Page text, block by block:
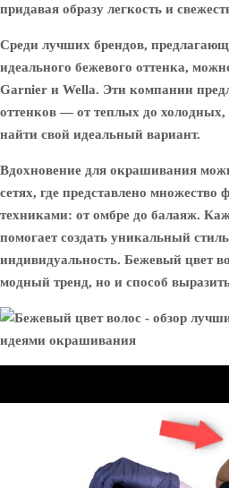
придавая образу легкость и
Среди лучших брендов,
идеального бежевого оттенка,
Garnier и Wella. Эти компании
оттенков — от теплых до холодных,
найти свой идеальный вариант.
Вдохновение для окрашивания
сетях, где представлено
техниками: от омбре до балаяж.
помогает создать уникальный
индивидуальность. Бежевый цвет
модный тренд, но и способ выразить